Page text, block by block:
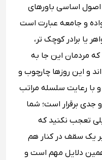
اساسی باورهای
و جامعه عبارت است
یا برادر کوچک ‌تر،
مردمان این جا به
و این روزها چارچوب و
با رعایت سلسله مراتب
جدی برقرار است؛ شما
تعجب نکنید که
یک سقف در کنار هم
دلایل مهم است و